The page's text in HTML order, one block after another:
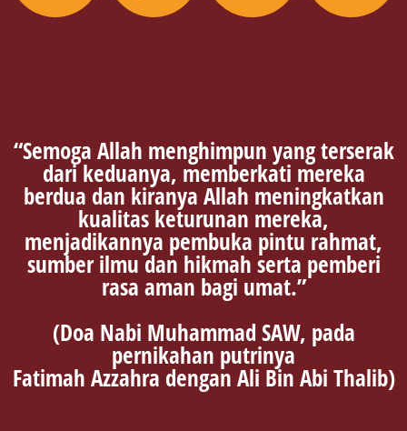
“Semoga Allah menghimpun yang terserak
dari keduanya, memberkati mereka
berdua dan kiranya Allah meningkatkan
kualitas keturunan mereka,
menjadikannya pembuka pintu rahmat,
sumber ilmu dan hikmah serta pemberi
rasa aman bagi umat.”
(Doa Nabi Muhammad SAW, pada
pernikahan putrinya
Fatimah Azzahra dengan Ali Bin Abi Thalib)